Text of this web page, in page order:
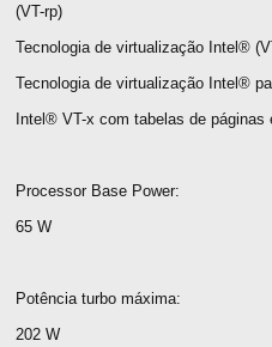
(VT-rp)
Tecnologia de virtualização Intel®
Tecnologia de virtualização Intel®
Intel® VT-x com tabelas de páginas
Processor Base Power:
65 W
Potência turbo máxima:
202 W